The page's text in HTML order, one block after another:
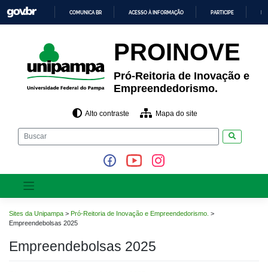
para
o
CONTEÚDO
COMUNICA BR ACESSO À INFORMAÇÃO PARTICIPE
PROINOVE
Pró-Reitoria de Inovação e
Empreendedorismo.
Alto contraste Mapa do site
Sites da Unipampa > Pró-Reitoria de Inovação e Empreendedorismo. >
Empreendebolsas 2025
Empreendebolsas 2025